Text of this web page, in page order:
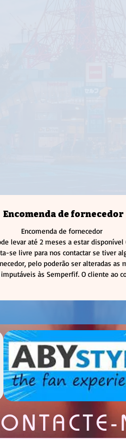
Encomenda de fornecedor
Encomenda de fornecedor
levar até 2 meses a estar
se livre para nos contactar se tiver
pelo poderão ser alteradas
às Semperfif. O cliente ao